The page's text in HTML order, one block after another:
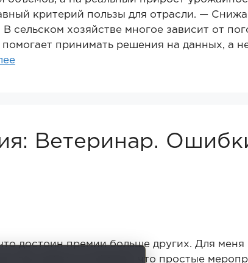
критерий пользы для отрасли. —
В сельском хозяйстве многое зависит от
принимать решения на данных, а
Ветеринар.
достоин премии больше других. Для
про работу на ферме, что простые